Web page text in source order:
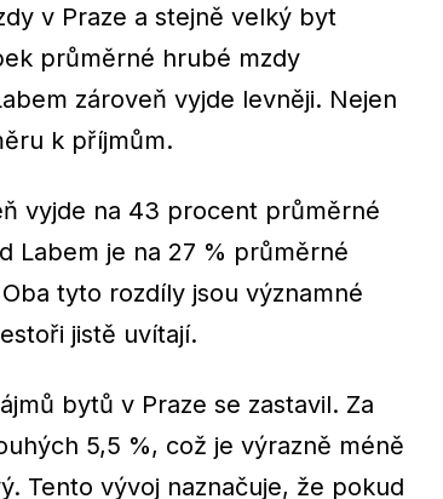
v Praze a stejně velký byt
průměrné hrubé mzdy
zároveň vyjde levněji. Nejen
k příjmům.
vyjde na 43 procent průměrné
Labem je na 27 % průměrné
tyto rozdíly jsou významné
jistě uvítají.
bytů v Praze se zastavil. Za
5,5 %, což je výrazně méně
Tento vývoj naznačuje, že pokud